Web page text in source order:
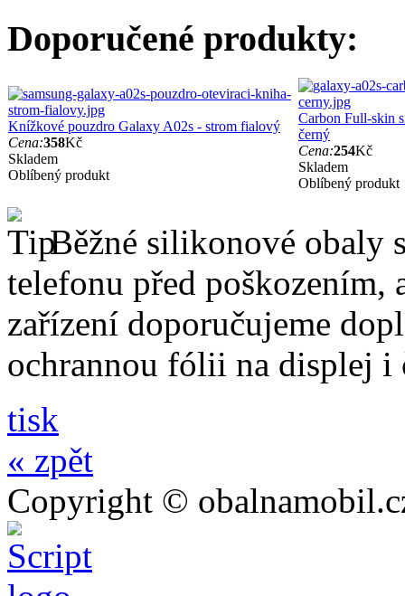
Doporučené produkty:
Knížkové pouzdro Galaxy A02s - strom fialový
Cena:358Kč
Skladem
Oblíbený produkt
Carbon Full-skin
černý
Cena:254Kč
Skladem
Oblíbený produkt
Běžné silikonové obaly
telefonu před poškozením,
zařízení doporučujeme
ochrannou fólii na displej i
tisk
« zpět
Copyright ©